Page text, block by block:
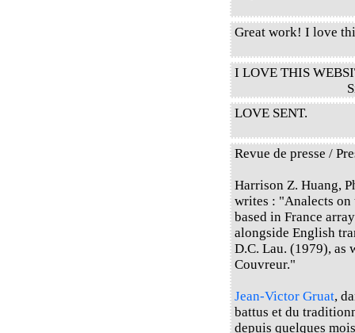
Great work! I love
I LOVE THIS
LOVE SENT.
Revue de presse /
Harrison Z. Huang,
writes : "Analects on
based in France
alongside English
D.C. Lau. (1979), as
Couvreur."
Jean-Victor Gruat,
battus et du
depuis quelques